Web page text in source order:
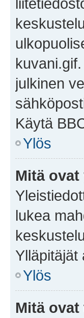
julkinen
Käytä
Ylös
Mitä
lukea
Ylläpitäjät
Ylös
Mitä